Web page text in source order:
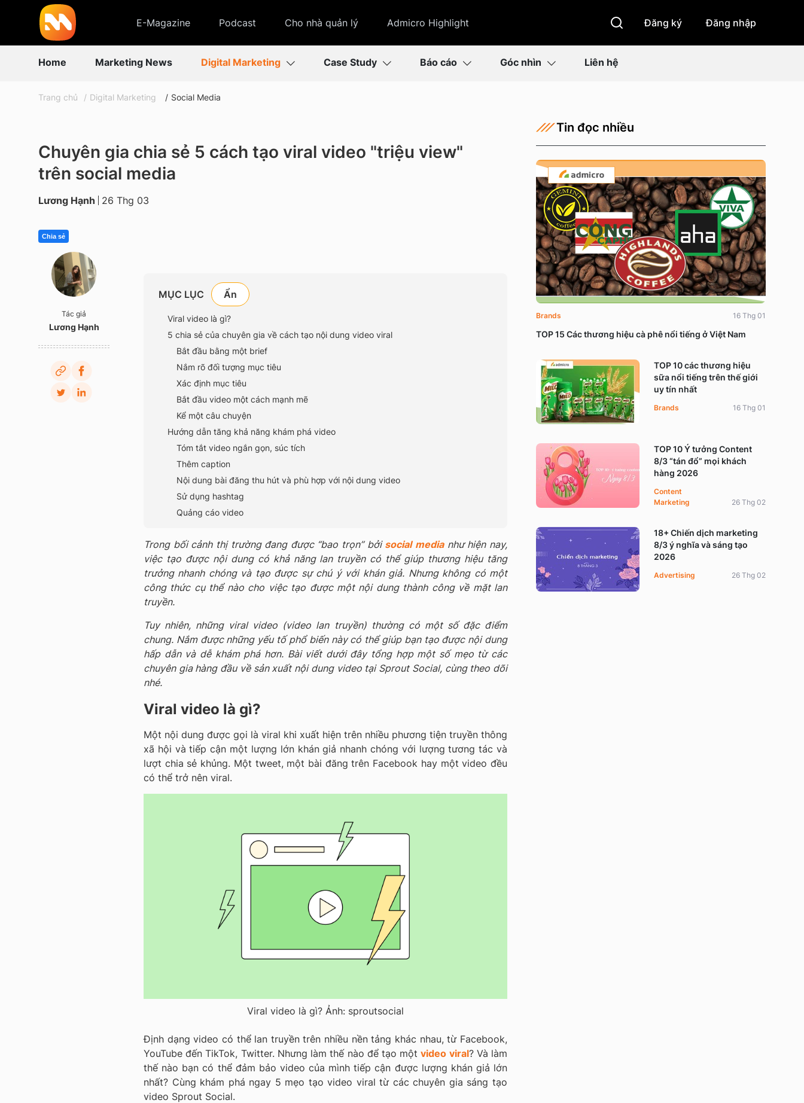
E-Magazine Podcast Cho nhà quản lý Admicro Highlight Đăng ký Đăng nhập
Home Marketing News Digital Marketing Case Study Báo cáo Góc nhìn Liên hệ
Trang chủ Digital Marketing Social Media
Chuyên gia chia sẻ 5 cách tạo viral video "triệu view"
trên social media
Lương Hạnh 26 Thg 03
Chia sẻ
Tác giả
Lương Hạnh
MỤC LỤC
Viral video là gì?
5 chia sẻ của chuyên gia về cách tạo nội dung video viral
Bắt đầu bằng một brief
Nắm rõ đối tượng mục tiêu
Xác định mục tiêu
Bắt đầu video một cách mạnh mẽ
Kể một câu chuyện
Hướng dẫn tăng khả năng khám phá video
Tóm tắt video ngắn gọn, súc tích
Thêm caption
Nội dung bài đăng thu hút và phù hợp với nội dung video
Sử dụng hashtag
Quảng cáo video
Trong bối cảnh thị trường đang được “bao trọn” bởi social medianhư hiện nay,
việc tạo được nội dung có khả năng lan truyền có thể giúp thương hiệu tăng
trưởng nhanh chóng và tạo được sự chú ý với khán giả. Nhưng không có một
công thức cụ thể nào cho việc tạo được một nội dung thành công về mặt lan
truyền.
Tuy nhiên, những viral video (video lan truyền) thường có một số đặc điểm
chung. Nắm được những yếu tố phổ biến này có thể giúp bạn tạo được nội dung
hấp dẫn và dễ khám phá hơn. Bài viết dưới đây tổng hợp một số mẹo từ các
chuyên gia hàng đầu về sản xuất nội dung video tại Sprout Social, cùng theo dõi
nhé.
Viral video là gì?
Một nội dung được gọi là viral khi xuất hiện trên nhiều phương tiện truyền thông
xã hội và tiếp cận một lượng lớn khán giả nhanh chóng với lượng tương tác và
lượt chia sẻ khủng. Một tweet, một bài đăng trên Facebook hay một video đều
có thể trở nên viral.
Viral video là gì? Ảnh: sproutsocial
Định dạng video có thể lan truyền trên nhiều nền tảng khác nhau, từ Facebook,
YouTube đến TikTok, Twitter. Nhưng làm thế nào để tạo mộtvideo viral? Và làm
thế nào bạn có thể đảm bảo video của mình tiếp cận được lượng khán giả lớn
nhất? Cùng khám phá ngay 5 mẹo tạo video viral từ các chuyên gia sáng tạo
video Sprout Social.
Tin đọc nhiều
TOP 15 Các thương hiệu cà phê nổi tiếng ở Việt Nam
Brands 16 Thg 01
TOP 10 các thương hiệu
sữa nổi tiếng trên thế giới
uy tín nhất
Brands 16 Thg 01
TOP 10 Ý tưởng Content
8/3 “tán đổ” mọi khách
hàng 2026
Content
Marketing
26 Thg 02
18+ Chiến dịch marketing
8/3 ý nghĩa và sáng tạo
2026
Advertising 26 Thg 02